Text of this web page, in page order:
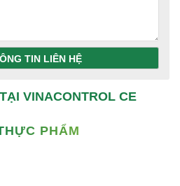
TIN LIÊN HỆ
VINACONTROL CE
PHẨM